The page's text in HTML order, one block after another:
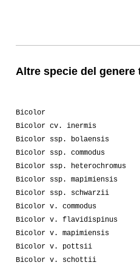
Altre specie del genere
Bicolor
Bicolor cv. inermis
Bicolor ssp. bolaensis
Bicolor ssp. commodus
Bicolor ssp. heterochromus
Bicolor ssp. mapimiensis
Bicolor ssp. schwarzii
Bicolor v. commodus
Bicolor v. flavidispinus
Bicolor v. mapimiensis
Bicolor v. pottsii
Bicolor v. schottii